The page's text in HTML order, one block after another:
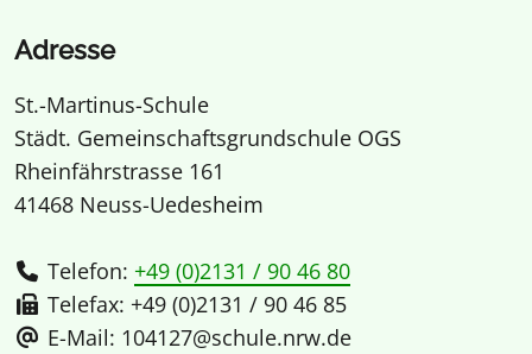
Adresse
St.-Martinus-Schule
Städt. Gemeinschaftsgrundschule OGS
Rheinfährstrasse 161
41468 Neuss-Uedesheim
Telefon: +49 (0)2131 / 90 46 80
Telefax: +49 (0)2131 / 90 46 85
E-Mail: 104127@schule.nrw.de